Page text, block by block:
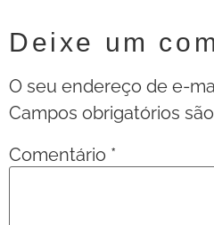
Deixe um
O seu endereço de e-
Campos obrigatórios
Comentário *